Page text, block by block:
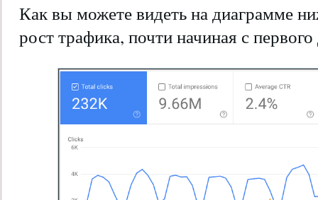
Как вы можете видеть на диаграмме
рост трафика, почти начиная с